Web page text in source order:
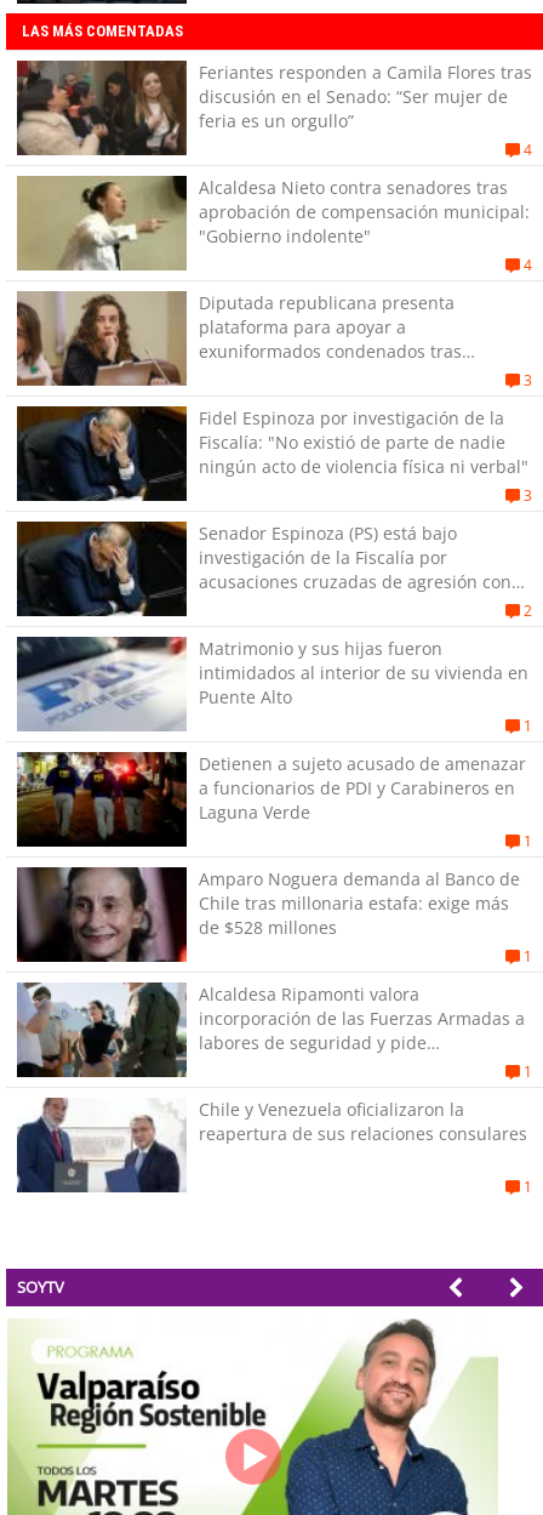
LAS MÁS COMENTADAS
Feriantes responden a Camila Flores tras
discusión en el Senado: “Ser mujer de
feria es un orgullo”
4
Alcaldesa Nieto contra senadores tras
aprobación de compensación municipal:
"Gobierno indolente"
4
Diputada republicana presenta
plataforma para apoyar a
exuniformados condenados tras
3
Fidel Espinoza por investigación de la
Fiscalía: "No existió de parte de nadie
ningún acto de violencia física ni verbal"
3
Senador Espinoza (PS) está bajo
investigación de la Fiscalía por
acusaciones cruzadas de agresión con
2
Matrimonio y sus hijas fueron
intimidados al interior de su vivienda en
Puente Alto
1
Detienen a sujeto acusado de amenazar
a funcionarios de PDI y Carabineros en
Laguna Verde
1
Amparo Noguera demanda al Banco de
Chile tras millonaria estafa: exige más
de $528 millones
1
Alcaldesa Ripamonti valora
incorporación de las Fuerzas Armadas a
labores de seguridad y pide
1
Chile y Venezuela oficializaron la
reapertura de sus relaciones consulares
1
SOYTV